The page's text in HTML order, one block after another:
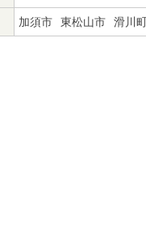
加須市 東松山市 滑川